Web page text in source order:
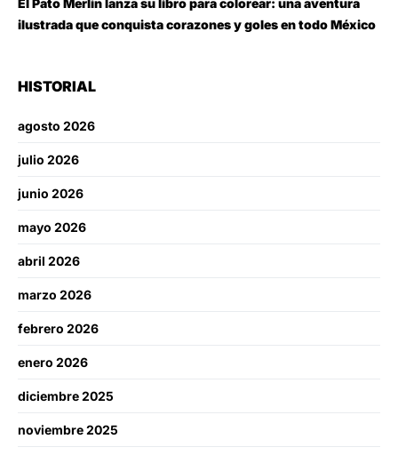
El Pato Merlín lanza su libro para colorear: una aventura
ilustrada que conquista corazones y goles en todo México
HISTORIAL
agosto 2026
julio 2026
junio 2026
mayo 2026
abril 2026
marzo 2026
febrero 2026
enero 2026
diciembre 2025
noviembre 2025